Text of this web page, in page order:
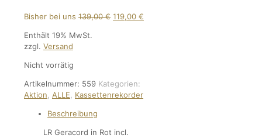
Bisher bei uns 139,00€ Ursprünglicher
119,00 €
Enthält 19% MwSt.
zzgl. Versand
Nicht vorrätig
Artikelnummer: 559 Kategorien:
Aktion ALLE
Kassettenrekorder
Beschreibung
LR Geracord in Rot incl.